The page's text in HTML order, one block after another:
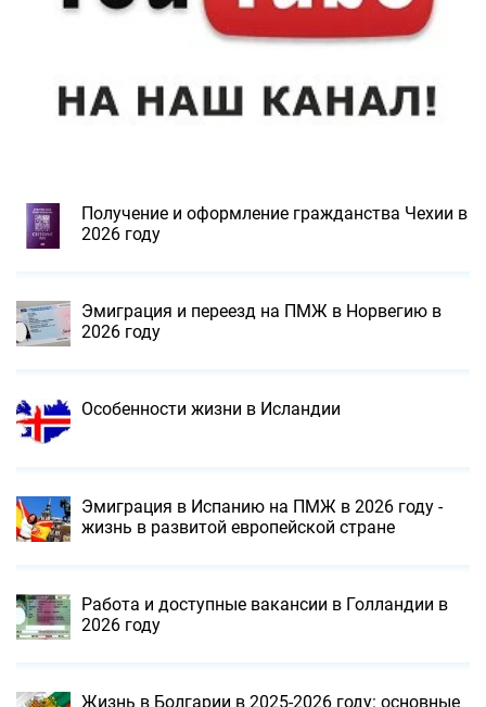
Получение и оформление гражданства Чехии в
2026 году
Эмиграция и переезд на ПМЖ в Норвегию в
2026 году
Особенности жизни в Исландии
Эмиграция в Испанию на ПМЖ в 2026 году -
жизнь в развитой европейской стране
Работа и доступные вакансии в Голландии в
2026 году
Жизнь в Болгарии в 2025-2026 году: основные